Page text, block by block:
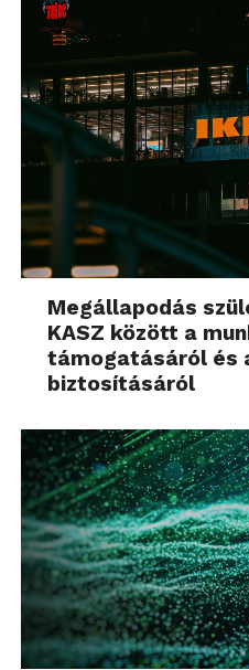
Megállapodás
KASZ között a
támogatásáról és
biztosításáról
Erős félévet zárt